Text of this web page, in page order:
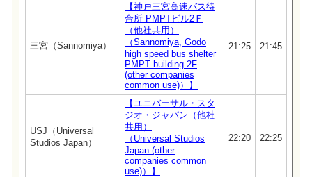
三宮（Sannomiya）
【神戸三宮高速バス待
合所 PMPTビル2Ｆ
（他社共用）
（Sannomiya, Godo
high speed bus shelter
PMPT building 2F
(other companies
common use)）】
21:25 21:45
USJ（Universal
Studios Japan）
【ユニバーサル・スタ
ジオ・ジャパン（他社
共用）
（Universal Studios
Japan (other
companies common
use)）】
22:20 22:25